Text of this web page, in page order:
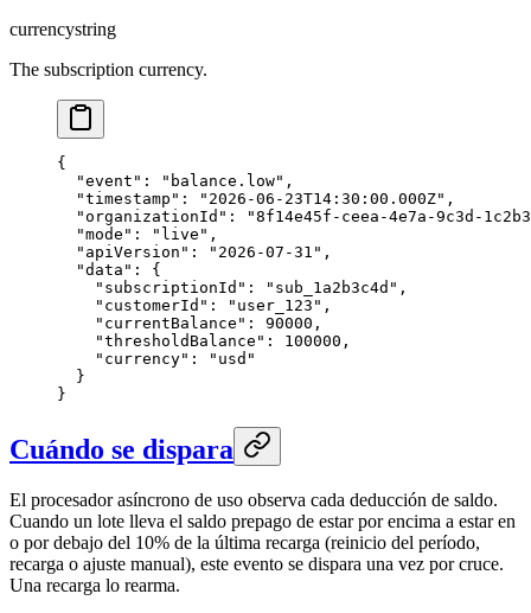
currencystring
The subscription currency.
{
  "event": "balance.low",
  "timestamp": "2026-06-23T14:30:00.000Z",
"organizationId": "8f14e45f-ceea-4e7a-9c3d-
  "mode": "live",
  "apiVersion": "2026-07-31",
  "data": {
    "subscriptionId": "sub_1a2b3c4d",
    "customerId": "user_123",
    "currentBalance": 90000,
    "thresholdBalance": 100000,
    "currency": "usd"
  }
}
Cuándo se dispara
El procesador asíncrono de uso observa cada deducción de saldo.
Cuando un lote lleva el saldo prepago de estar por encima a estar en
o por debajo del 10% de la última recarga (reinicio del período,
recarga o ajuste manual), este evento se dispara una vez por cruce.
Una recarga lo rearma.